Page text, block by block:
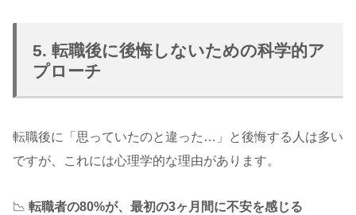
5. 転職後に後悔しないための科学的ア
プローチ
転職後に「思っていたのと違った…」と後悔する人は多い
ですが、これには心理学的な理由があります。
📉 転職者の80%が、最初の3ヶ月間に不安を感じる